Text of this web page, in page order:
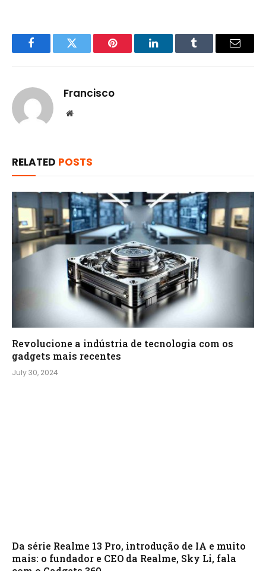
FacebookTwitter Pinterest LinkedInTumblr Email
Francisco
Website
RELATED POSTS
Revolucione a indústria de tecnologia com os
gadgets mais recentes
July 30, 2024
Da série Realme 13 Pro, introdução de IA e muito
mais: o fundador e CEO da Realme, Sky Li, fala